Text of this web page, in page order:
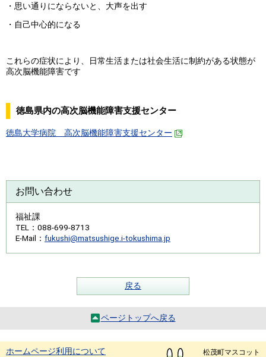
・思い通りにならないと、大声を出す
・自己中心的になる
これらの症状により、日常生活または社会生活に制約がある状態が
高次脳機能障害です
徳島県内の高次脳機能障害支援センター
徳島大学病院 高次脳機能障害支援センター
お問い合わせ
福祉課
TEL
：088-699-8713
E-Mail ： fukushi@matsushige.i-tokushima.jp
戻る
ページトップへ戻る
ホームページ利用について 松茂町マスコット